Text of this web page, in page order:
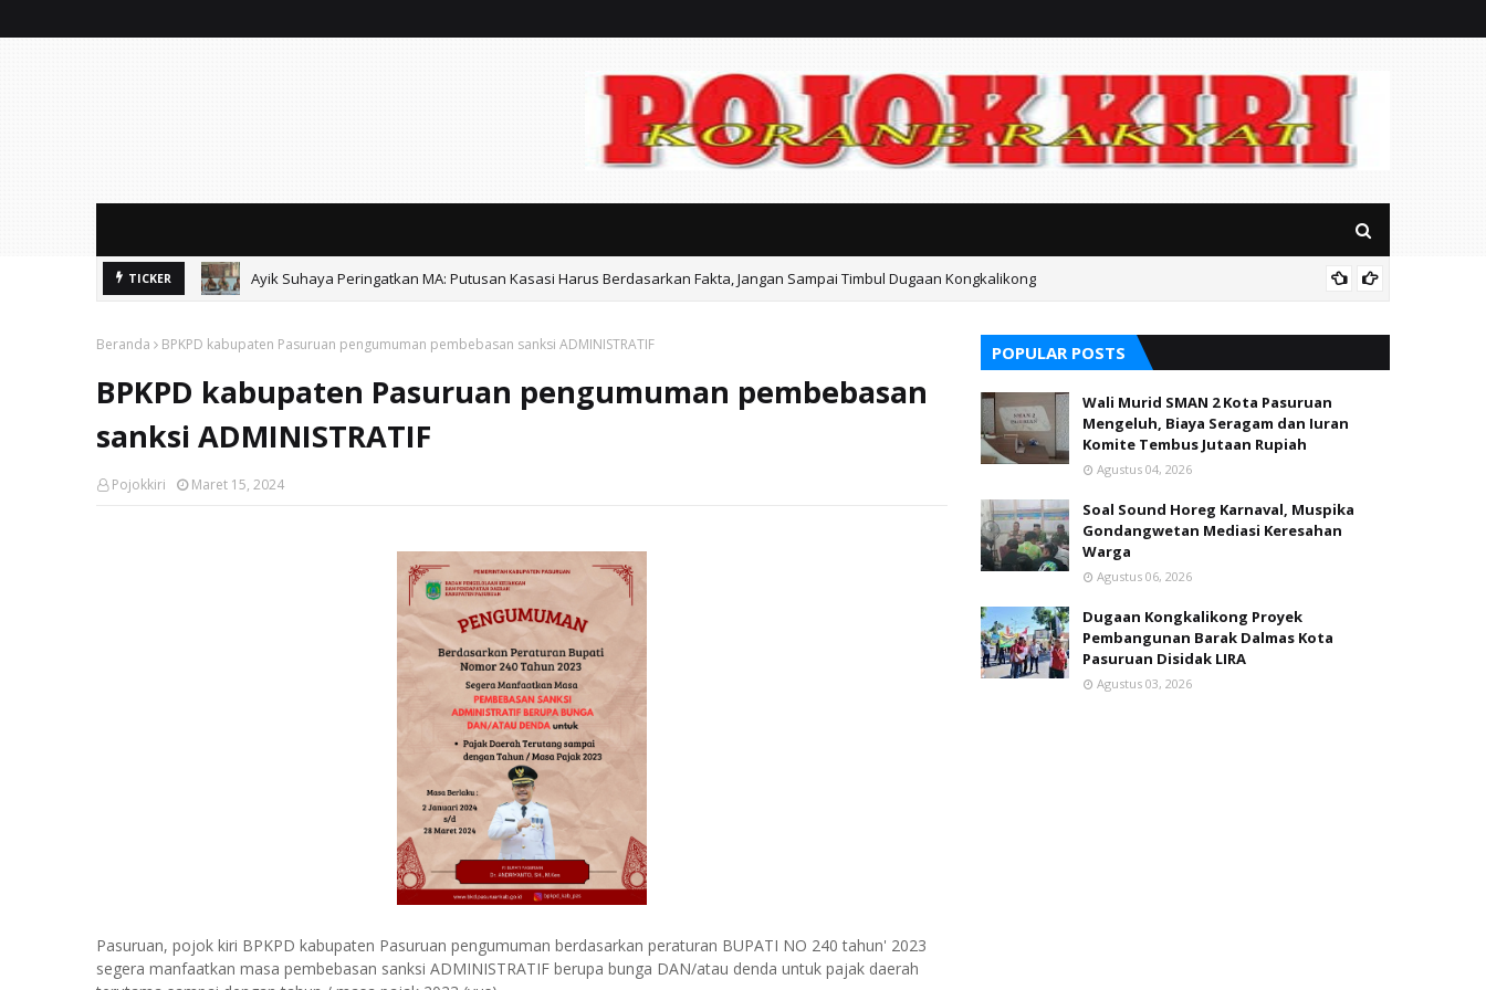
TICKER
Ayik Suhaya Peringatkan MA: Putusan Kasasi Harus Berdasarkan Fakta, Jangan Sampai Timbul Dugaan Kongkalikong
Beranda BPKPD kabupaten Pasuruan pengumuman pembebasan sanksi ADMINISTRATIF
BPKPD kabupaten Pasuruan pengumuman pembebasan
sanksi ADMINISTRATIF
Pojokkiri Maret 15, 2024
Pasuruan, pojok kiri BPKPD kabupaten Pasuruan pengumuman berdasarkan peraturan BUPATI NO 240 tahun' 2023
segera manfaatkan masa pembebasan sanksi ADMINISTRATIF berupa bunga DAN/atau denda untuk pajak daerah
POPULAR POSTS
Wali Murid SMAN 2 Kota Pasuruan
Mengeluh, Biaya Seragam dan Iuran
Komite Tembus Jutaan Rupiah
Agustus 04, 2026
Soal Sound Horeg Karnaval, Muspika
Gondangwetan Mediasi Keresahan
Warga
Agustus 06, 2026
Dugaan Kongkalikong Proyek
Pembangunan Barak Dalmas Kota
Pasuruan Disidak LIRA
Agustus 03, 2026